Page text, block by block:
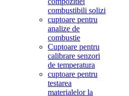
combustibili solizi
cuptoare pentru
analize de
combustie
Cuptoare pentru
calibrare senzori
de temperatura
cuptoare pentru
testarea
materialelor la